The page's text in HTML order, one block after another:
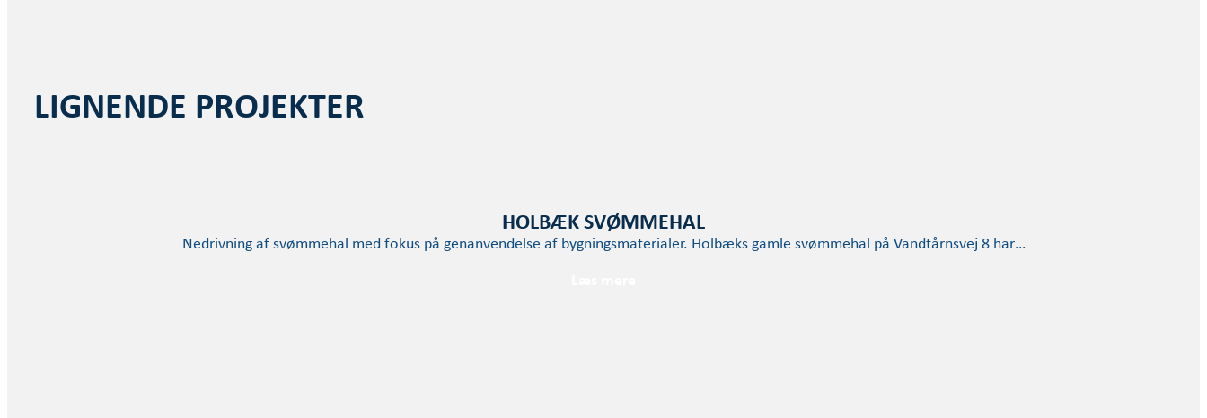
LIGNENDE PROJEKTER
HOLBÆK SVØMMEHAL
Nedrivning af svømmehal med fokus på genanvendelse af bygningsmaterialer. Holbæks gamle svømmehal på Vandtårnsvej 8 har…